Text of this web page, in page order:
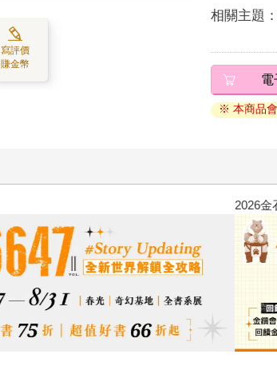
寫評價
賺金幣
相關主題
電
※ 本商品